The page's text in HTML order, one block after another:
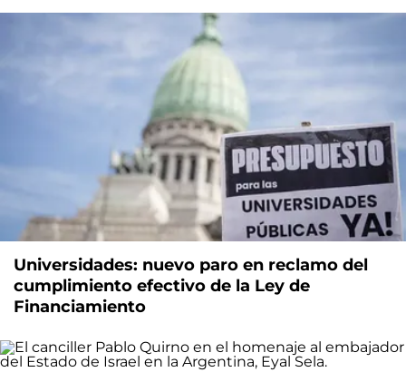
Universidades: nuevo paro en reclamo del
cumplimiento efectivo de la Ley de
Financiamiento